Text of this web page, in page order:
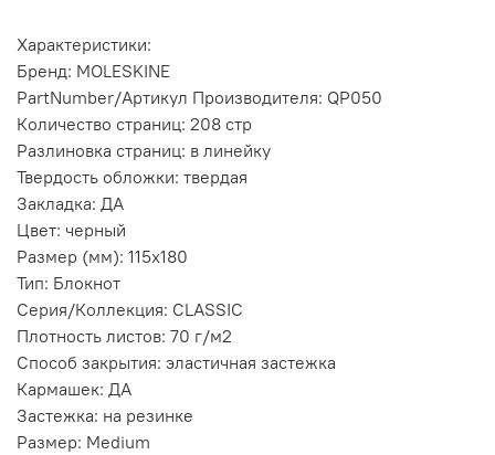
Характеристики:
Бренд: MOLESKINE
PartNumber/Артикул Производителя: QP050
Количество страниц: 208 стр
Разлиновка страниц: в линейку
Твердость обложки: твердая
Закладка: ДА
Цвет: черный
Размер (мм): 115x180
Тип: Блокнот
Серия/Коллекция: CLASSIC
Плотность листов: 70 г/м2
Способ закрытия: эластичная застежка
Кармашек: ДА
Застежка: на резинке
Размер: Medium